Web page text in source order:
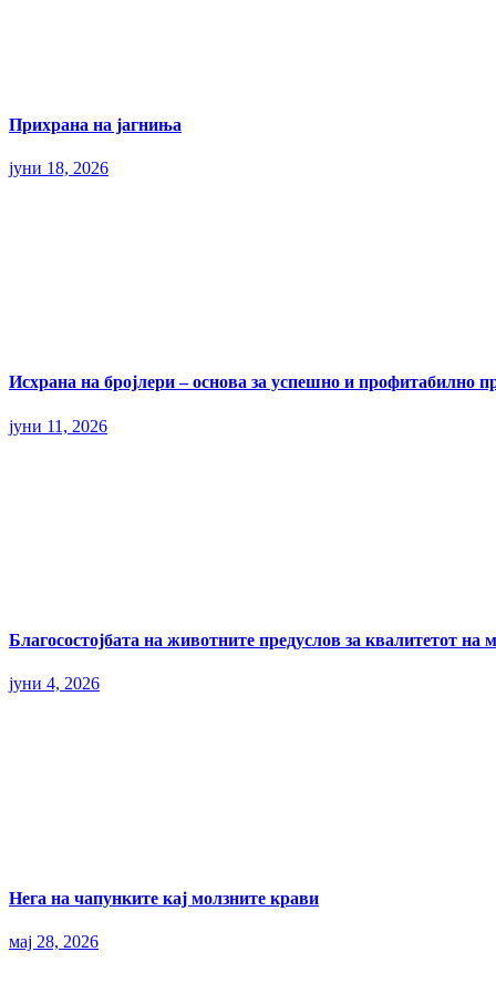
Прихрана на јагниња
јуни 18, 2026
Исхрана на бројлери – основа за успешно и профитабилно
јуни 11, 2026
Благосостојбата на животните предуслов за квалитетот на
јуни 4, 2026
Нега на чапунките кај молзните крави
мај 28, 2026